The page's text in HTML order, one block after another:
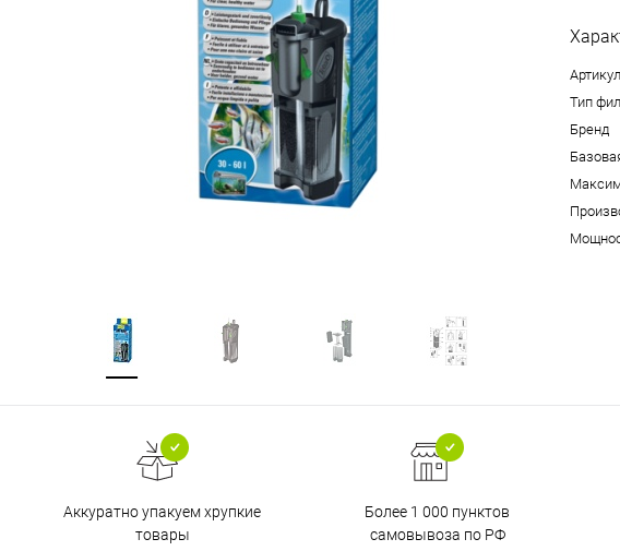
Артикул
Тип
Бренд
Аккуратно упакуем хрупкие
товары
Более 1 000 пунктов
самовывоза по РФ